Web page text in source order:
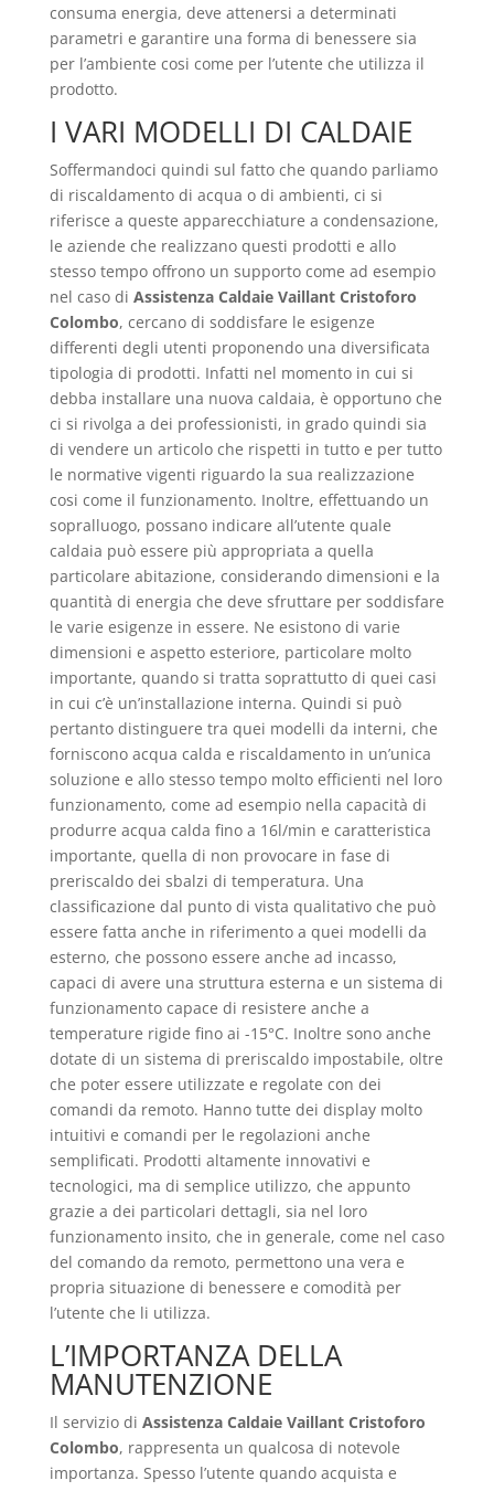
consuma energia, deve attenersi a determinati
parametri e garantire una forma di benessere sia
per l’ambiente cosi come per l’utente che utilizza il
prodotto.
I VARI MODELLI DI CALDAIE
Soffermandoci quindi sul fatto che quando parliamo
di riscaldamento di acqua o di ambienti, ci si
riferisce a queste apparecchiature a condensazione,
le aziende che realizzano questi prodotti e allo
stesso tempo offrono un supporto come ad esempio
nel caso di Assistenza Caldaie Vaillant Cristoforo
Colombo, cercano di soddisfare le esigenze
differenti degli utenti proponendo una diversificata
tipologia di prodotti. Infatti nel momento in cui si
debba installare una nuova caldaia, è opportuno che
ci si rivolga a dei professionisti, in grado quindi sia
di vendere un articolo che rispetti in tutto e per tutto
le normative vigenti riguardo la sua realizzazione
cosi come il funzionamento. Inoltre, effettuando un
sopralluogo, possano indicare all’utente quale
caldaia può essere più appropriata a quella
particolare abitazione, considerando dimensioni e la
quantità di energia che deve sfruttare per soddisfare
le varie esigenze in essere. Ne esistono di varie
dimensioni e aspetto esteriore, particolare molto
importante, quando si tratta soprattutto di quei casi
in cui c’è un’installazione interna. Quindi si può
pertanto distinguere tra quei modelli da interni, che
forniscono acqua calda e riscaldamento in un’unica
soluzione e allo stesso tempo molto efficienti nel loro
funzionamento, come ad esempio nella capacità di
produrre acqua calda fino a 16l/min e caratteristica
importante, quella di non provocare in fase di
preriscaldo dei sbalzi di temperatura. Una
classificazione dal punto di vista qualitativo che può
essere fatta anche in riferimento a quei modelli da
esterno, che possono essere anche ad incasso,
capaci di avere una struttura esterna e un sistema di
funzionamento capace di resistere anche a
temperature rigide fino ai -15°C. Inoltre sono anche
dotate di un sistema di preriscaldo impostabile, oltre
che poter essere utilizzate e regolate con dei
comandi da remoto. Hanno tutte dei display molto
intuitivi e comandi per le regolazioni anche
semplificati. Prodotti altamente innovativi e
tecnologici, ma di semplice utilizzo, che appunto
grazie a dei particolari dettagli, sia nel loro
funzionamento insito, che in generale, come nel caso
del comando da remoto, permettono una vera e
propria situazione di benessere e comodità per
l’utente che li utilizza.
L’IMPORTANZA DELLA
MANUTENZIONE
Il servizio di Assistenza Caldaie Vaillant Cristoforo
Colombo, rappresenta un qualcosa di notevole
importanza. Spesso l’utente quando acquista e